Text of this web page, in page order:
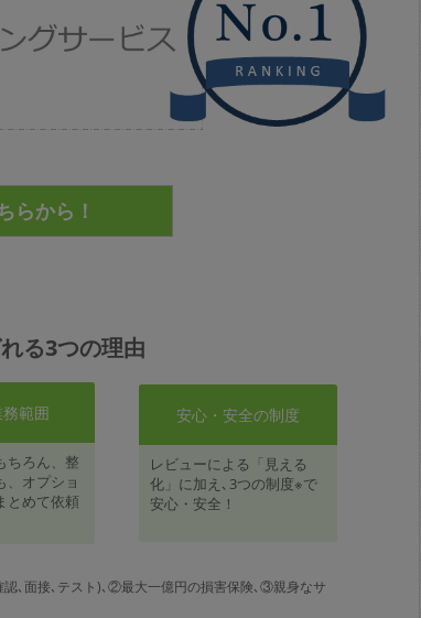
る3つの理由
範囲
ちろん、整
、オプショ
とめて依頼
安心・安全の制度
レビューによる「見える
化」に加え､3つの制度※で
安心・安全！
､面接､テスト)､②最大一億円の損害保険､③親身なサ